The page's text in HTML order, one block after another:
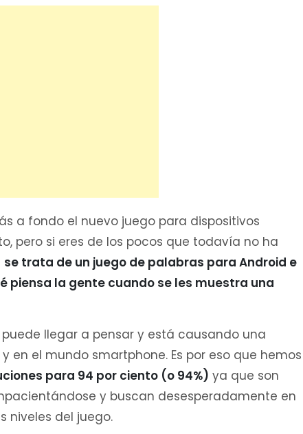
a fondo el nuevo juego para dispositivos
pero si eres de los pocos que todavía no ha
se trata de un juego de palabras para Android e
piensa la gente cuando se les muestra una
llegar a pensar y está causando una
en el mundo smartphone. Es por eso que hemos
para 94 por ciento (o 94%) ya que son
y buscan desesperadamente en
niveles del juego.